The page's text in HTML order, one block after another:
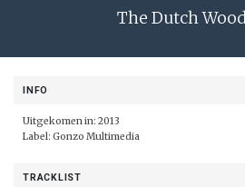
The Dutch
INFO
Uitgekomen in: 2013
Label: Gonzo Multimedia
TRACKLIST